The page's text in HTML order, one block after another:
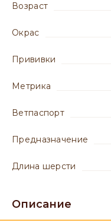
возраст
окрас
прививки
метрика
ветпаспорт
предназначение
длина шерсти
Описание